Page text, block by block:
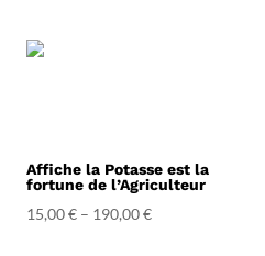
Affiche la Potasse est la
fortune de l’Agriculteur
15,00€ – 190,00€